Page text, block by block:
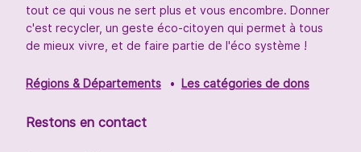
tout ce qui vous ne sert plus et vous encombre. Donner
c'est recycler, un geste éco-citoyen qui permet à tous
de mieux vivre, et de faire partie de l'éco système !
Régions & Départements Les catégories de dons
Restons en contact